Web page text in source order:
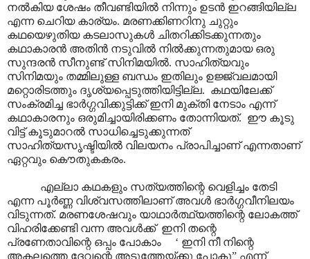
നൽകിയ ശേഷം തീവണ്ടിയിൽ നിന്നും ഉടൻ ഇറങ്ങിയില്ല
എന്ന ചെറിയ കാര്യം. മരണക്കിണറിനു ചുറ്റും
കഥയെഴുതിയ കടലാസുകൾ ചിതറിക്കിടക്കുന്നതും
കഥാകാരൻ അതിൻ നടുവിൽ നിൽക്കുന്നതുമായ ഒരു
സുന്ദരൻ സീനുണ്ട് സിനിമയിൽ. സാഹിത്യവും
സിനിമയും തമ്മിലുള്ള ബന്ധം ഇതിലും ഉജ്ജ്വലമായി
മറ്റൊരിടത്തും ദൃശ്യപ്പെടുത്തിയിട്ടില്ല. കഥയിലേക്ക്
സംക്രമിച്ച ഭാർഗ്ഗവിക്കുട്ടിക്ക് ഇനി മുക്തി നേടാം എന്ന്
കഥാകാരനും ഒരുമിച്ചായിരിക്കണം തോന്നിയത്. ഈ കൂടു
വിട്ട് കൂടുമാറൽ സാധിച്ചെടുക്കുന്നത്
സാഹിത്യസൃഷ്ടിയിൽ വിലയനം പ്രാപിച്ചാണ് എന്നതാണ്
ഏറ്റവും കൌതുകകരം.
എല്ലാ കഥകളും സത്യത്തിന്റെ വെളിച്ചം തേടി
എന്ന പൂർണ്ണ വിശ്വസത്തിലാണ് അവൾ ഭാർഗ്ഗവീനിലയം
വിടുന്നത്. മരണശേഷവും യാഥാർത്ഥ്യത്തിന്റെ ലോകത്ത്
വിഹരിക്കേണ്ടി വന്ന അവൾക്ക് ഇനി തന്റെ
പ്രണേതാവിന്റെ ഒപ്പം പോകാം ‘ ഇനി നീ നിന്റെ
അകലത്തെ ദേവന്റെ അടുത്തേയ്ക്കു പോകൂ” എന്ന്